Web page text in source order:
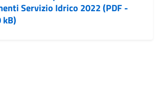
Servizio Idrico 2022 (PDF -
kB)